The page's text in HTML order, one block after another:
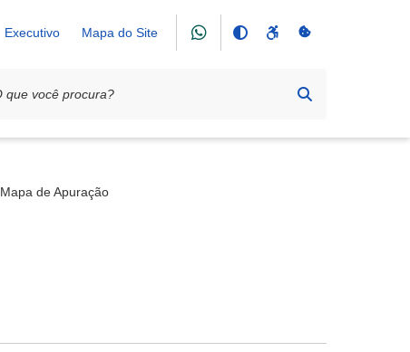
Executivo Mapa do Site
Mapa de Apuração